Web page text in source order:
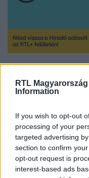
RTL Magyarország
Information
If you wish to opt-out
processing of your
targeted advertising
section to confirm
opt-out request is
interest-based ads
Itt állítsd be,
legyen a